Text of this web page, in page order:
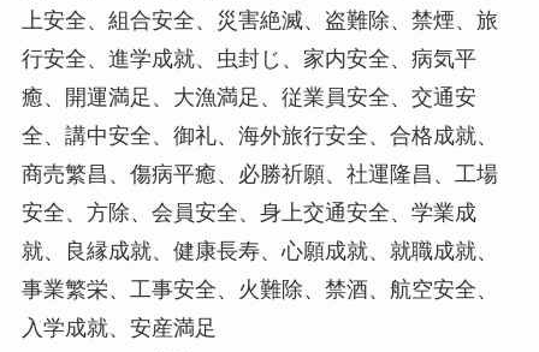
上安全、組合安全、災害絶滅、盗難除、禁煙、旅
行安全、進学成就、虫封じ、家内安全、病気平
癒、開運満足、大漁満足、従業員安全、交通安
全、講中安全、御礼、海外旅行安全、合格成就、
商売繁昌、傷病平癒、必勝祈願、社運隆昌、工場
安全、方除、会員安全、身上交通安全、学業成
就、良縁成就、健康長寿、心願成就、就職成就、
事業繁栄、工事安全、火難除、禁酒、航空安全、
入学成就、安産満足